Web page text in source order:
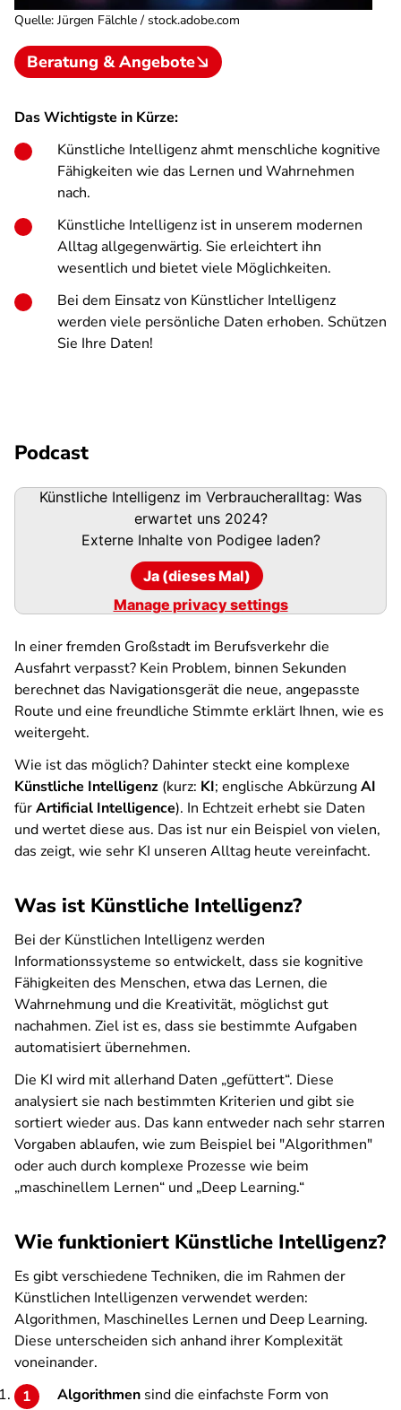
Quelle: Jürgen Fälchle / stock.adobe.com
Beratung & Angebote
Das Wichtigste in Kürze:
Künstliche Intelligenz ahmt menschliche kognitive
Fähigkeiten wie das Lernen und Wahrnehmen
nach.
Künstliche Intelligenz ist in unserem modernen
Alltag allgegenwärtig. Sie erleichtert ihn
wesentlich und bietet viele Möglichkeiten.
Bei dem Einsatz von Künstlicher Intelligenz
werden viele persönliche Daten erhoben. Schützen
Sie Ihre Daten!
Podcast
Podigee-
Künstliche Intelligenz im Verbraucheralltag: Was
erwartet uns 2024?
Externe Inhalte von Podigeeladen?
Ja (dieses Mal)
Manage privacy settings
In einer fremden Großstadt im Berufsverkehr die
Ausfahrt verpasst? Kein Problem, binnen Sekunden
berechnet das Navigationsgerät die neue, angepasste
Route und eine freundliche Stimmte erklärt Ihnen, wie es
weitergeht.
Wie ist das möglich? Dahinter steckt eine komplexe
Künstliche Intelligenz (kurz: KI; englische AbkürzungAI
fürArtificial Intelligence). In Echtzeit erhebt sie Daten
und wertet diese aus. Das ist nur ein Beispiel von vielen,
das zeigt, wie sehr KI unseren Alltag heute vereinfacht.
Was ist Künstliche Intelligenz?
Bei der Künstlichen Intelligenz werden
Informationssysteme so entwickelt, dass sie kognitive
Fähigkeiten des Menschen, etwa das Lernen, die
Wahrnehmung und die Kreativität, möglichst gut
nachahmen. Ziel ist es, dass sie bestimmte Aufgaben
automatisiert übernehmen.
Die KI wird mit allerhand Daten „gefüttert“. Diese
analysiert sie nach bestimmten Kriterien und gibt sie
sortiert wieder aus. Das kann entweder nach sehr starren
Vorgaben ablaufen, wie zum Beispiel bei "Algorithmen"
oder auch durch komplexe Prozesse wie beim
„maschinellem Lernen“ und „Deep Learning.“
Wie funktioniert Künstliche Intelligenz?
Es gibt verschiedene Techniken, die im Rahmen der
Künstlichen Intelligenzen verwendet werden:
Algorithmen, Maschinelles Lernen und Deep Learning.
Diese unterscheiden sich anhand ihrer Komplexität
voneinander.
Algorithmen sind die einfachste Form von